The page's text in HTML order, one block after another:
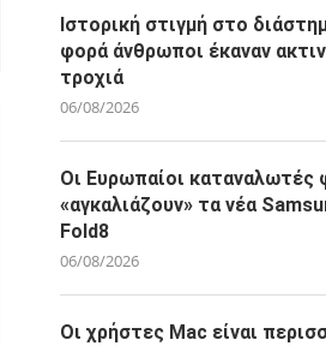
Ιστορική στιγμή στο
φορά άνθρωποι έκαναν
τροχιά
06/08/2026
Οι Ευρωπαίοι καταναλωτές
«αγκαλιάζουν» τα νέα
Fold8
06/08/2026
Οι χρήστες Mac είναι